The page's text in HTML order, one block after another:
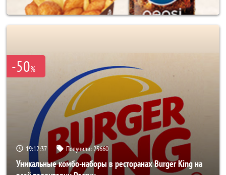
-50%
19:12:33 Получили:25660
Уникальные комбо-наборы в ресторанах Burger King на